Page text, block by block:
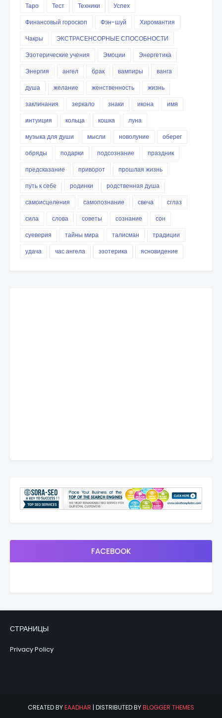
Таро
Тест Техники
Успех
Финансовый гороскоп
Фэн-шуй
Хиромантия
Чакры
ЭКСТРАСЕНСОРНЫЕ СПОСОБНОСТИ
Эзотерические учения
Эмоции
Энергетика
Энергия
ангел брак вампиры
ванга
душа
желание женственность
жизнь
заклинания
зеркало знаки икона
имя
интуиция
кольца кошка
луна
музыка для души
мысли новолуние
оберег
обряды
подарки подсознание
праздник
предсказание
приворот
прошлая жизнь
путь к себе
родинки
родственная душа
самоисцеления
самопознание свеча
сглаз
сила
слова советы сознание
сон
суеверия
тайны мира талисман
традиции
удача
час ангела эзотерика ясновидение
FACEBOOK
СТРАНИЦЫ
Privacy Policy
CREATED BYEAADHAR | DISTRIBUTED BYBLOGGER THEMES